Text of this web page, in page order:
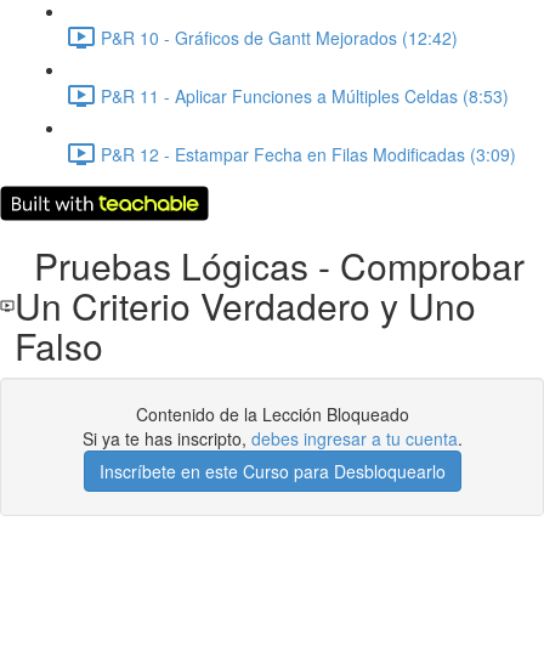
P&R 10 - Gráficos de Gantt Mejorados (12:42)
P&R 11 - Aplicar Funciones a Múltiples Celdas (8:53)
P&R 12 - Estampar Fecha en Filas Modificadas (3:09)
Pruebas Lógicas - Comprobar
Un Criterio Verdadero y Uno
Falso
Contenido de la Lección Bloqueado
Si ya te has inscripto, debes ingresar a tu cuenta.
Inscríbete en este Curso para Desbloquearlo